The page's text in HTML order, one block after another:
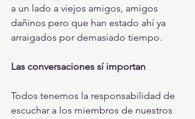
a un lado a viejos amigos, amigos
dañinos pero que han estado ahí ya
arraigados por demasiado tiempo.
Las conversaciones sí importan
Todos tenemos la responsabilidad de
escuchar a los miembros de nuestros